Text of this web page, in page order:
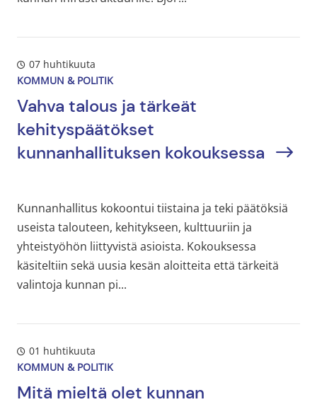
07 huhtikuuta
KOMMUN & POLITIK
Vahva talous ja tärkeät
kehityspäätökset
kunnanhallituksen kokouksessa
Kunnanhallitus kokoontui tiistaina ja teki päätöksiä
useista talouteen, kehitykseen, kulttuuriin ja
yhteistyöhön liittyvistä asioista. Kokouksessa
käsiteltiin sekä uusia kesän aloitteita että tärkeitä
valintoja kunnan pi...
01 huhtikuuta
KOMMUN & POLITIK
Mitä mieltä olet kunnan